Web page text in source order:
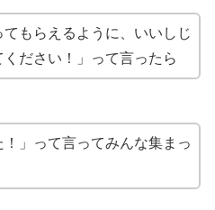
てもらえるように、いいしじ
ださい！」って言ったら
！」って言ってみんな集まっ